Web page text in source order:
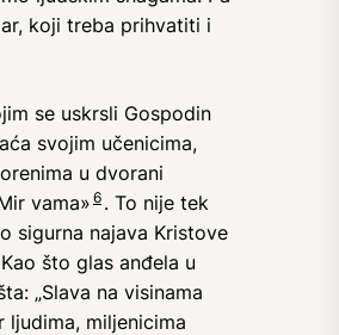
koji treba prihvatiti i
se uskrsli Gospodin
svojim učenicima,
u dvorani
vama» 6 . To nije tek
sigurna najava Kristove
što glas anđela u
„Slava na visinama
ljudima, miljenicima